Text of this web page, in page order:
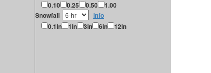
0.10
0.25 0.50
1.00
Snowfall
info
0.1in
1in 3in 6in 12in